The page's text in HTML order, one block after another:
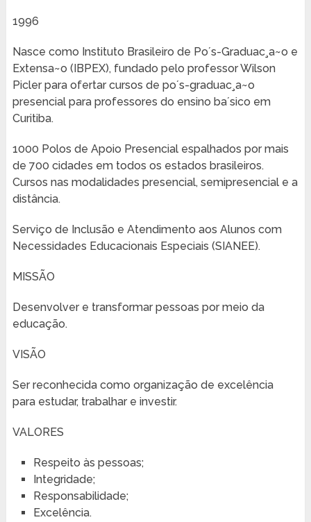
1996
Nasce como Instituto Brasileiro de Po´s-Graduac¸a~o e
Extensa~o (IBPEX), fundado pelo professor Wilson
Picler para ofertar cursos de po´s-graduac¸a~o
presencial para professores do ensino ba´sico em
Curitiba.
1000 Polos de Apoio Presencial espalhados por mais
de 700 cidades em todos os estados brasileiros.
Cursos nas modalidades presencial, semipresencial e a
distância.
Serviço de Inclusão e Atendimento aos Alunos com
Necessidades Educacionais Especiais (SIANEE).
MISSÃO
Desenvolver e transformar pessoas por meio da
educação.
VISÃO
Ser reconhecida como organização de excelência
para estudar, trabalhar e investir.
VALORES
Respeito às pessoas;
Integridade;
Responsabilidade;
Excelência.